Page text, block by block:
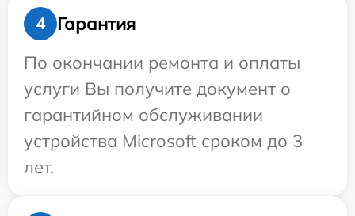
4
Гарантия
По окончании ремонта и оплаты
услуги Вы получите документ о
гарантийном обслуживании
устройства Microsoft сроком до 3
лет.